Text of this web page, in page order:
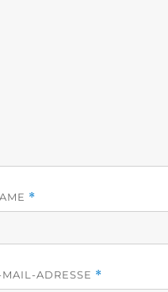
*
MAIL-ADRESSE *